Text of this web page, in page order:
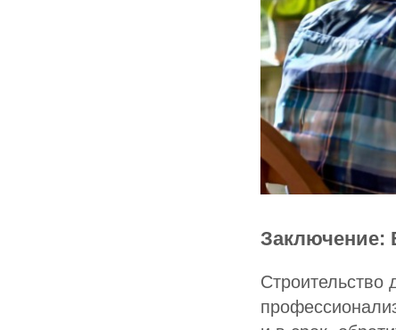
Заключение:
Строительство
Главная
ДОМ МЕЧТЫ